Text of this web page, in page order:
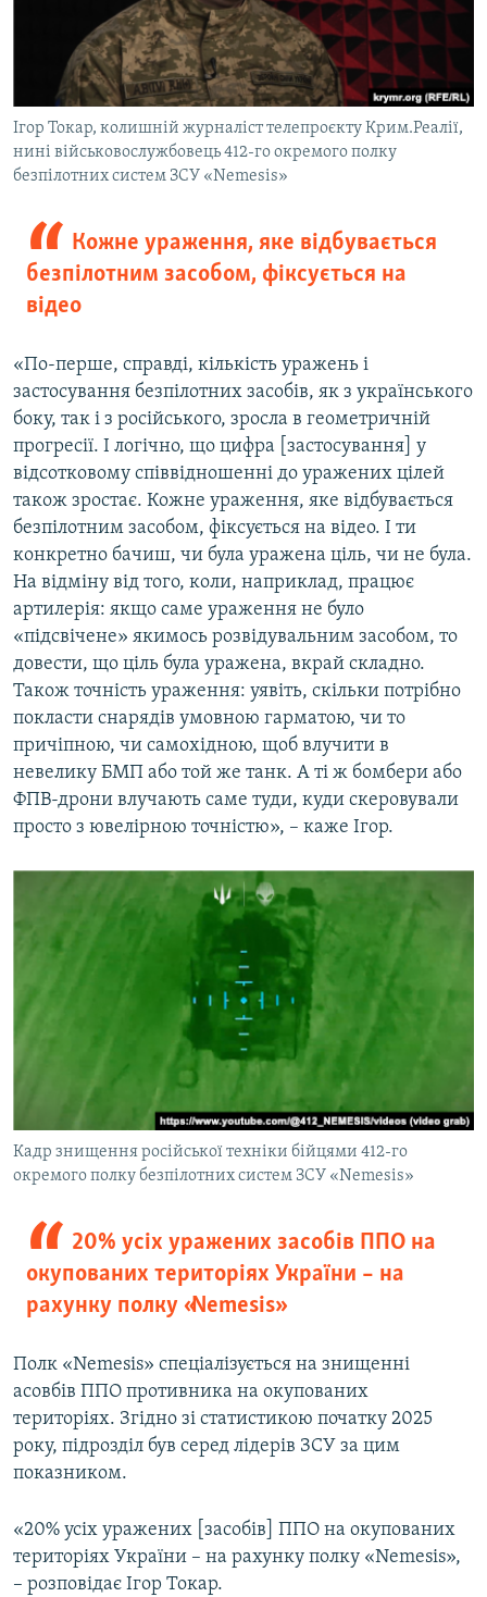
Ігор Токар, колишній журналіст телепроєкту Крим.Реалії,
нині військовослужбовець 412-го окремого полку
безпілотних систем ЗСУ «Nemesis»
Кожне ураження, яке відбувається
безпілотним засобом, фіксується на
відео
«По-перше, справді, кількість уражень і
застосування безпілотних засобів, як з українського
боку, так і з російського, зросла в геометричній
прогресії. І логічно, що цифра [застосування] у
відсотковому співвідношенні до уражених цілей
також зростає. Кожне ураження, яке відбувається
безпілотним засобом, фіксується на відео. І ти
конкретно бачиш, чи була уражена ціль, чи не була.
На відміну від того, коли, наприклад, працює
артилерія: якщо саме ураження не було
«підсвічене» якимось розвідувальним засобом, то
довести, що ціль була уражена, вкрай складно.
Також точність ураження: уявіть, скільки потрібно
покласти снарядів умовною гарматою, чи то
причіпною, чи самохідною, щоб влучити в
невелику БМП або той же танк. А ті ж бомбери або
ФПВ-дрони влучають саме туди, куди скеровували
просто з ювелірною точністю», – каже Ігор.
Кадр знищення російської техніки бійцями 412-го
окремого полку безпілотних систем ЗСУ «Nemesis»
20% усіх уражених засобів ППО на
окупованих територіях України – на
рахунку полку «Nemesis»
Полк «Nemesis» спеціалізується на знищенні
асовбів ППО противника на окупованих
територіях. Згідно зі статистикою початку 2025
року, підрозділ був серед лідерів ЗСУ за цим
показником.
«20% усіх уражених [засобів] ППО на окупованих
територіях України – на рахунку полку «Nemesis»,
– розповідає Ігор Токар.